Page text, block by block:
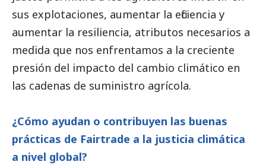
sus explotaciones, aumentar la eficiencia y
aumentar la resiliencia, atributos necesarios a
medida que nos enfrentamos a la creciente
presión del impacto del cambio climático en
las cadenas de suministro agrícola.
¿Cómo ayudan o contribuyen las buenas
prácticas de Fairtrade a la justicia climática
a nivel global?